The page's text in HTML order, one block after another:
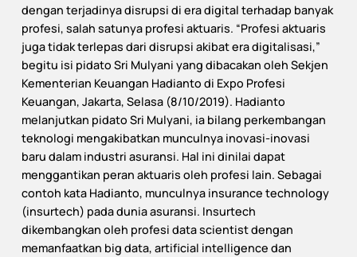
dengan terjadinya disrupsi di era digital terhadap banyak
profesi, salah satunya profesi aktuaris. “Profesi aktuaris
juga tidak terlepas dari disrupsi akibat era digitalisasi,”
begitu isi pidato Sri Mulyani yang dibacakan oleh Sekjen
Kementerian Keuangan Hadianto di Expo Profesi
Keuangan, Jakarta, Selasa (8/10/2019). Hadianto
melanjutkan pidato Sri Mulyani, ia bilang perkembangan
teknologi mengakibatkan munculnya inovasi-inovasi
baru dalam industri asuransi. Hal ini dinilai dapat
menggantikan peran aktuaris oleh profesi lain. Sebagai
contoh kata Hadianto, munculnya insurance technology
(insurtech) pada dunia asuransi. Insurtech
dikembangkan oleh profesi data scientist dengan
memanfaatkan big data, artificial intelligence dan